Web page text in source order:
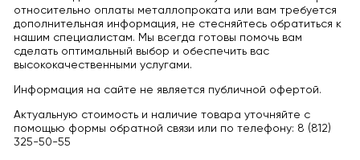
относительно оплаты металлопроката или вам требуется
дополнительная информация, не стесняйтесь обратиться к
нашим специалистам. Мы всегда готовы помочь вам
сделать оптимальный выбор и обеспечить вас
высококачественными услугами.
Информация на сайте не является публичной офертой.
Актуальную стоимость и наличие товара уточняйте с
помощью формы обратной связи или по телефону: 8 (812)
325-50-55